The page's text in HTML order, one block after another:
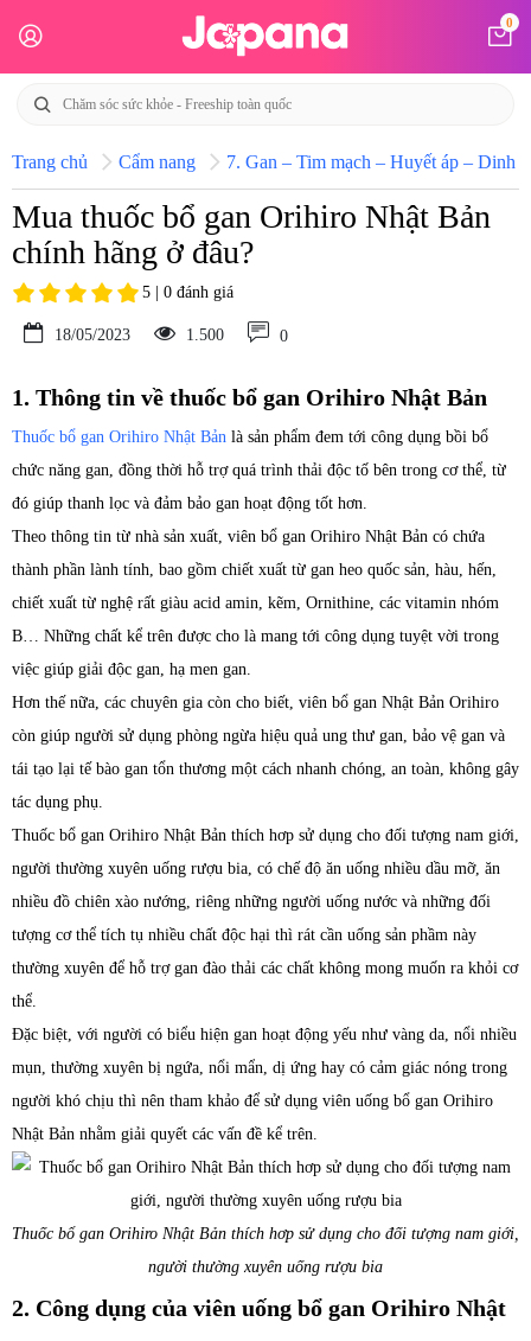
0
Trang chủ Cẩm nang 7. Gan – Tim mạch – Huyết áp – Dinh
Mua thuốc bổ gan Orihiro Nhật Bản
chính hãng ở đâu?
5 | 0 đánh giá
18/05/2023 1.500 0
1. Thông tin về thuốc bổ gan Orihiro Nhật Bản
Thuốc bổ gan Orihiro Nhật Bản là sản phẩm đem tới công dụng bồi bổ
chức năng gan, đồng thời hỗ trợ quá trình thải độc tố bên trong cơ thể, từ
đó giúp thanh lọc và đảm bảo gan hoạt động tốt hơn.
Theo thông tin từ nhà sản xuất, viên bổ gan Orihiro Nhật Bản có chứa
thành phần lành tính, bao gồm chiết xuất từ gan heo quốc sản, hàu, hến,
chiết xuất từ nghệ rất giàu acid amin, kẽm, Ornithine, các vitamin nhóm
B… Những chất kể trên được cho là mang tới công dụng tuyệt vời trong
việc giúp giải độc gan, hạ men gan.
Hơn thế nữa, các chuyên gia còn cho biết, viên bổ gan Nhật Bản Orihiro
còn giúp người sử dụng phòng ngừa hiệu quả ung thư gan, bảo vệ gan và
tái tạo lại tế bào gan tổn thương một cách nhanh chóng, an toàn, không gây
tác dụng phụ.
Thuốc bổ gan Orihiro Nhật Bản thích hơp sử dụng cho đối tượng nam giới,
người thường xuyên uống rượu bia, có chế độ ăn uống nhiều dầu mỡ, ăn
nhiều đồ chiên xào nướng, riêng những người uống nước và những đối
tượng cơ thể tích tụ nhiều chất độc hại thì rát cần uống sản phầm này
thường xuyên để hỗ trợ gan đào thải các chất không mong muốn ra khỏi cơ
thể.
Đặc biệt, với người có biểu hiện gan hoạt động yếu như vàng da, nổi nhiều
mụn, thường xuyên bị ngứa, nổi mẩn, dị ứng hay có cảm giác nóng trong
người khó chịu thì nên tham khảo để sử dụng viên uống bổ gan Orihiro
Nhật Bản nhằm giải quyết các vấn đề kể trên.
Thuốc bổ gan Orihiro Nhật Bản thích hơp sử dụng cho đối tượng nam giới,
người thường xuyên uống rượu bia
2. Công dụng của viên uống bổ gan Orihiro Nhật